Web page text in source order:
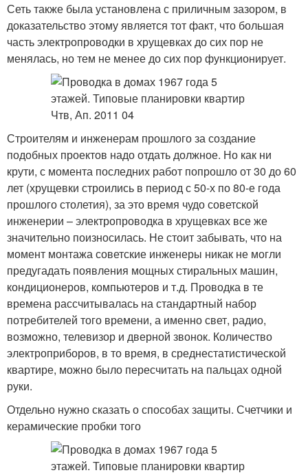
Сеть также была установлена с приличным зазором, в
доказательство этому является тот факт, что большая
часть электропроводки в хрущевках до сих пор не
менялась, но тем не менее до сих пор функционирует.
Строителям и инженерам прошлого за создание
подобных проектов надо отдать должное. Но как ни
крути, с момента последних работ попрошло от 30 до 60
лет (хрущевки строились в период с 50-х по 80-е года
прошлого столетия), за это время чудо советской
инженерии – электропроводка в хрущевках все же
значительно поизносилась. Не стоит забывать, что на
момент монтажа советские инженеры никак не могли
предугадать появления мощных стиральных машин,
кондиционеров, компьютеров и т.д. Проводка в те
времена рассчитывалась на стандартный набор
потребителей того времени, а именно свет, радио,
возможно, телевизор и дверной звонок. Количество
электроприборов, в то время, в среднестатистической
квартире, можно было пересчитать на пальцах одной
руки.
Отдельно нужно сказать о способах защиты. Счетчики и
керамические пробки того